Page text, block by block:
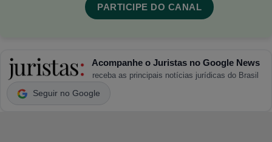
PARTICIPE DO CANAL
Acompanhe o Juristas no Google News
receba as principais notícias jurídicas do Brasil
Seguir no Google